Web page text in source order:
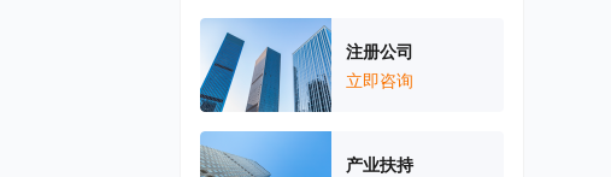
注册公司
立即咨询
产业扶持